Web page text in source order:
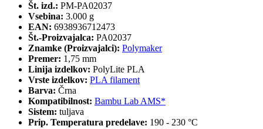
Št. izd.: PM-PA02037
Vsebina: 3.000 g
EAN: 6938936712473
Št.-Proizvajalca: PA02037
Znamke (Proizvajalci): Polymaker
Premer: 1,75 mm
Linija izdelkov: PolyLite PLA
Vrste izdelkov: PLA filament
Barva: Črna
Kompatibilnost: Bambu Lab AMS*
Sistem: tuljava
Prip. Temperatura predelave: 190 - 230 °C